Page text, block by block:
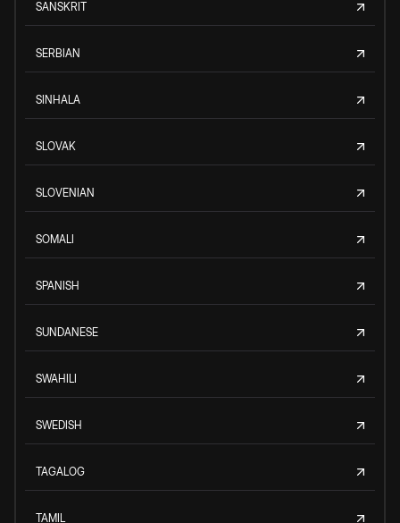
SANSKRIT
SERBIAN
SINHALA
SLOVAK
SLOVENIAN
SOMALI
SPANISH
SUNDANESE
SWAHILI
SWEDISH
TAGALOG
TAMIL